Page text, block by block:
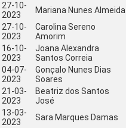
27-10-
2023
Mariana Nunes Almeida
27-10-
2023
Carolina Sereno
Amorim
16-10-
2023
Joana Alexandra
Santos Correia
04-07-
2023
Gonçalo Nunes Dias
Soares
21-03-
2023
Beatriz dos Santos
José
13-03-
2023
Sara Marques Damas